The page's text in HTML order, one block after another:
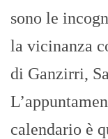
sono le
la vicinanza
di Ganzirri,
calendario è